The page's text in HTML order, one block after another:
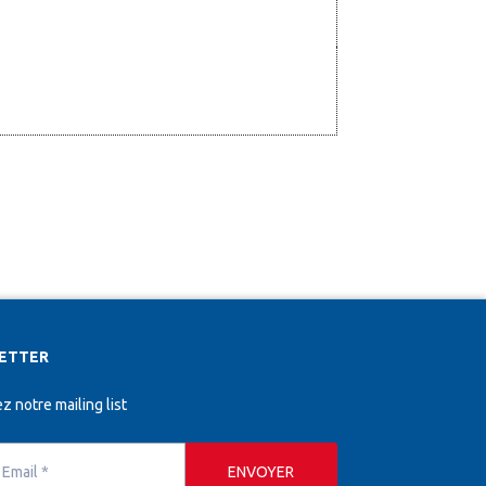
notre mailing list
ENVOYER